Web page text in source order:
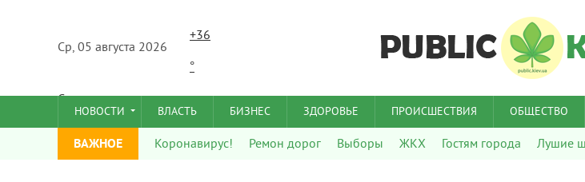
Ср, 05 августа 2026
+36
°
C
НОВОСТИ ВЛАСТЬ БИЗНЕС ЗДОРОВЬЕ ПРОИСШЕСТВИЯ ОБЩЕСТВО
ВАЖНОЕ Коронавирус! Ремон дорог Выборы ЖКХ Гостям города Лушие